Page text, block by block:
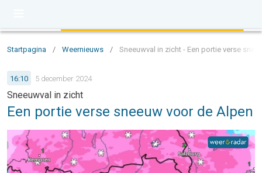
Startpagina / Weernieuws / Sneeuwval in zicht - Een portie verse
16:10 5 december 2024
Sneeuwval in zicht
Een portie verse sneeuw voor de Alpen